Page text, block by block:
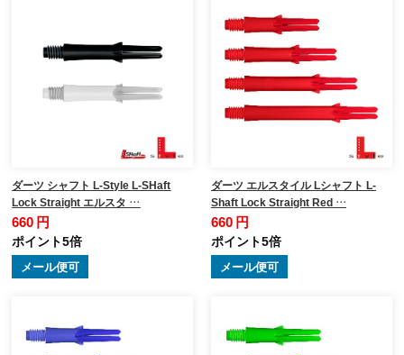
ダーツ シャフト L-Style L-SHaft
Lock Straight エルスタ …
660 円
ポイント5倍
メール便可
ダーツ エルスタイル Lシャフト L-
Shaft Lock Straight Red …
660 円
ポイント5倍
メール便可